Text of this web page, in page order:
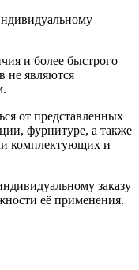
и более быстрого
не являются
от представленных
фурнитуре, а также
комплектующих и
заказу
её применения.